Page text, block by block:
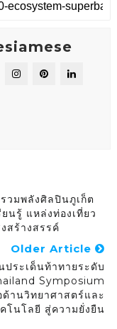
วมพลังศิลปินภูเก็ต
นรู้ แหล่งท่องเที่ยว
สร้างสรรค์
Older Article
ประเด็นท้าทายระดับ
Symposium
ด้านวิทยาศาสตร์และ
คโนโลยี สู่ความยั่งยืน